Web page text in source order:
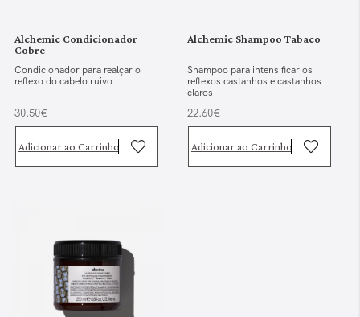
Alchemic Condicionador
Cobre
Condicionador para realçar o
reflexo do cabelo ruivo
30.50€
Adicionar ao Carrinho
Alchemic Shampoo Tabaco
Shampoo para intensificar os
reflexos castanhos e castanhos
claros
22.60€
Adicionar ao Carrinho